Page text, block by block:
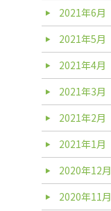
2021年6月
2021年5月
2021年4月
2021年3月
2021年2月
2021年1月
2020年12月
2020年11月